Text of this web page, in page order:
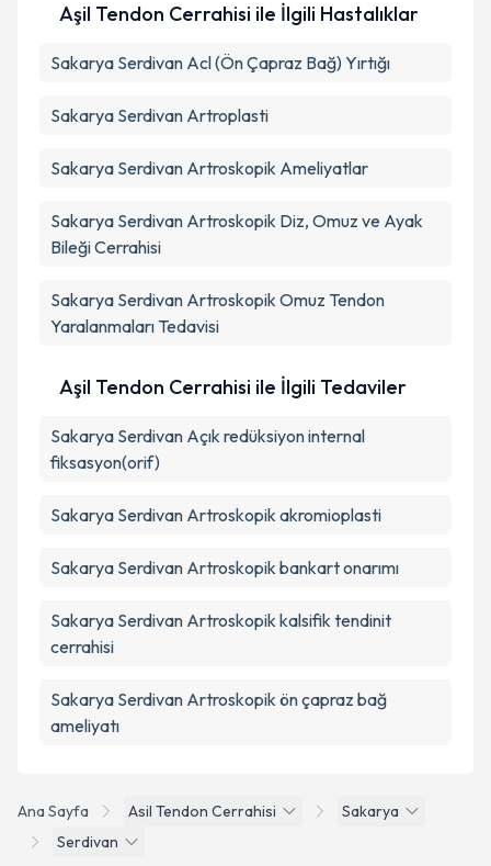
Ana Sayfa Asil Tendon Cerrahisi
Sakarya
Serdivan
Aşil Tendon Cerrahisi ile İlgili Hastalıklar
Sakarya Serdivan Acl (Ön Çapraz Bağ) Yırtığı
Sakarya Serdivan Artroplasti
Sakarya Serdivan Artroskopik Ameliyatlar
Sakarya Serdivan Artroskopik Diz, Omuz ve Ayak
Bileği Cerrahisi
Sakarya Serdivan Artroskopik Omuz Tendon
Yaralanmaları Tedavisi
Aşil Tendon Cerrahisi ile İlgili Tedaviler
Sakarya Serdivan Açık redüksiyon internal
fiksasyon(orif)
Sakarya Serdivan Artroskopik akromioplasti
Sakarya Serdivan Artroskopik bankart onarımı
Sakarya Serdivan Artroskopik kalsifik tendinit
cerrahisi
Sakarya Serdivan Artroskopik ön çapraz bağ
ameliyatı